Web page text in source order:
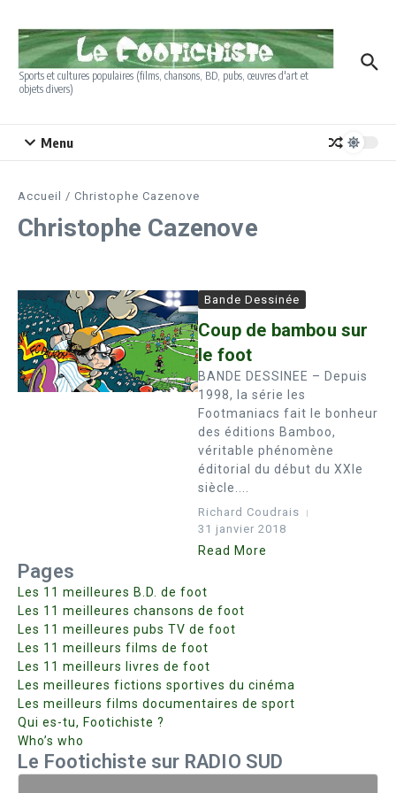
Sports et cultures populaires (films, chansons, BD, pubs, œuvres d'art et
objets divers)
Menu
Accueil / Christophe Cazenove
Christophe Cazenove
Bande Dessinée
Coup de bambou sur
le foot
BANDE DESSINEE – Depuis
1998, la série les
Footmaniacs fait le bonheur
des éditions Bamboo,
véritable phénomène
éditorial du début du XXIe
siècle....
Richard Coudrais
31 janvier 2018
Read More
Pages
Les 11 meilleures B.D. de foot
Les 11 meilleures chansons de foot
Les 11 meilleures pubs TV de foot
Les 11 meilleurs films de foot
Les 11 meilleurs livres de foot
Les meilleures fictions sportives du cinéma
Les meilleurs films documentaires de sport
Qui es-tu, Footichiste ?
Who’s who
Le Footichiste sur RADIO SUD